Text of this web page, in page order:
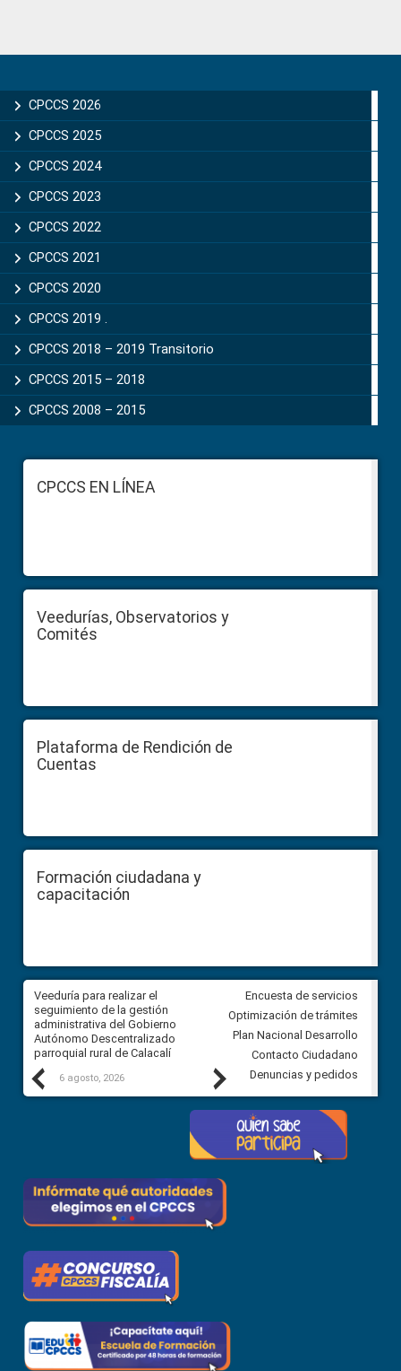
Sidebar
CPCCS 2026
CPCCS 2025
CPCCS 2024
CPCCS 2023
CPCCS 2022
CPCCS 2021
CPCCS 2020
CPCCS 2019 .
CPCCS 2018 – 2019 Transitorio
CPCCS 2015 – 2018
CPCCS 2008 – 2015
FooterCPCCS EN LÍNEA
Veedurías, Observatorios y
Comités
Plataforma de Rendición de
Cuentas
Formación ciudadana y
capacitación
Previous
Veeduría para realizar el
seguimiento de la gestión
administrativa del Gobierno
Autónomo Descentralizado
parroquial rural de Calacalí
6 agosto, 2026
Veeduría para vigilar los
derivados de la Audiencia
entre el GAD de Ibarra y la
comunidad Urbina, parroquia
Carolina
5 agosto, 2026
Next
Encuesta de servicios
Optimización de trámites
Plan Nacional Desarrollo
Contacto Ciudadano
Denuncias y pedidos